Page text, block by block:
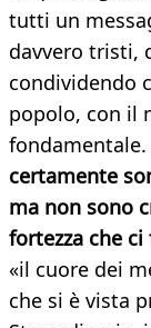
tutti un
davvero tristi,
condividendo
popolo, con il
fondamentale.
certamente
ma non sono
fortezza che
«il cuore dei
che si è vista